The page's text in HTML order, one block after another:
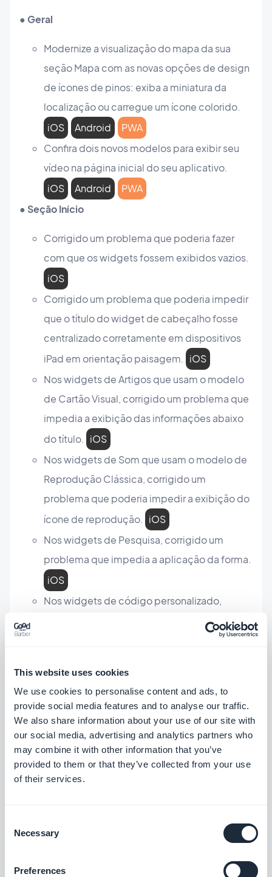
This website uses cookies
We use cookies to personalise content and ads, to
provide social media features and to analyse our traffic.
We also share information about your use of our site with
our social media, advertising and analytics partners who
may combine it with other information that you’ve
provided to them or that they’ve collected from your use
of their services.
Selection
Necessary
Preferences
● Geral
Modernize a visualização do mapa da sua
seção Mapa com as novas opções de design
de ícones de pinos: exiba a miniatura da
localização ou carregue um ícone colorido.
iOS
Android
PWA
Confira dois novos modelos para exibir seu
vídeo na página inicial do seu aplicativo.
iOS
Android
PWA
● Seção Início
Corrigido um problema que poderia fazer
com que os widgets fossem exibidos vazios.
iOS
Corrigido um problema que poderia impedir
que o título do widget de cabeçalho fosse
centralizado corretamente em dispositivos
iPad em orientação paisagem. iOS
Nos widgets de Artigos que usam o modelo
de Cartão Visual, corrigido um problema que
impedia a exibição das informações abaixo
do título. iOS
Nos widgets de Som que usam o modelo de
Reprodução Clássica, corrigido um
problema que poderia impedir a exibição do
ícone de reprodução. iOS
Nos widgets de Pesquisa, corrigido um
problema que impedia a aplicação da forma.
iOS
Nos widgets de código personalizado,
corrigido um problema que fazia com que os
links internos fossem abertos no navegador
Reprodução Clássica, corrigido um
problema que poderia impedir a exibição do
ícone de reprodução. Android
Nos widgets de Mapa que usam o modelo de
Visualização de Mapa, corrigido um problema
transparente.
Corrigido um problema que fazia com que as